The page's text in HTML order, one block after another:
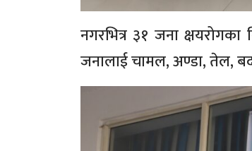
नगरभित्र ३१ जना
जनालाई चामल, अण्डा, तेल,